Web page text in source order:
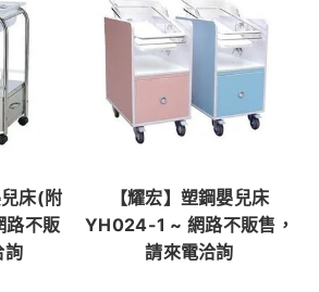
兒床(附
不販
詢
【耀宏】塑鋼嬰兒床
YH024-1 ~ 網路不販售，
請來電洽詢